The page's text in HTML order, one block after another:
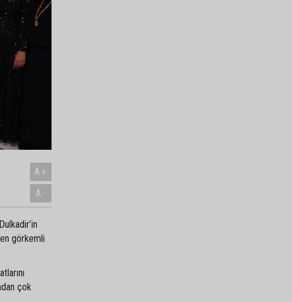
A+
A-
görkemli
çok